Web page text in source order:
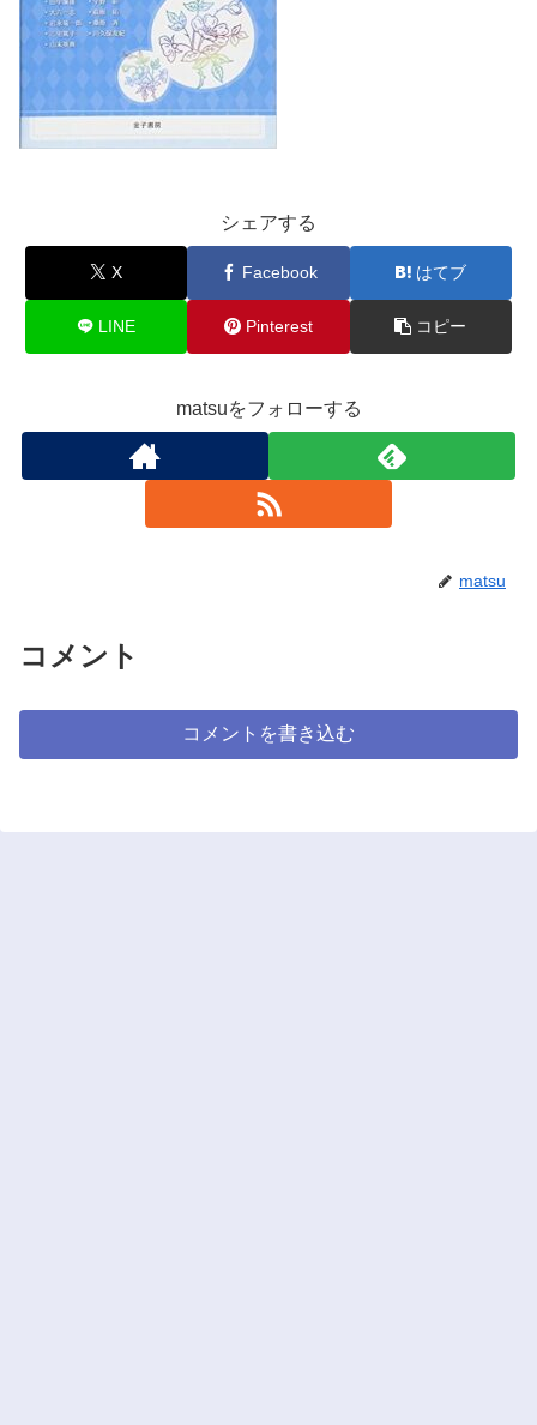
シェアする
X Facebook はてブ
LINE Pinterest コピー
matsuをフォローする
matsu
コメント
コメントを書き込む